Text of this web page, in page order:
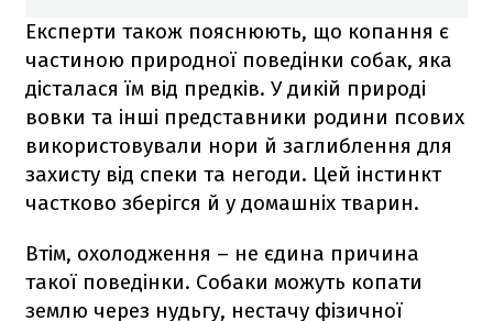
Експерти також пояснюють, що копання є
частиною природної поведінки собак, яка
дісталася їм від предків. У дикій природі
вовки та інші представники родини псових
використовували нори й заглиблення для
захисту від спеки та негоди. Цей інстинкт
частково зберігся й у домашніх тварин.
Втім, охолодження – не єдина причина
такої поведінки. Собаки можуть копати
землю через нудьгу, нестачу фізичної